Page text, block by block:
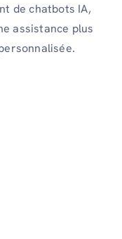
de chatbots IA,
assistance plus